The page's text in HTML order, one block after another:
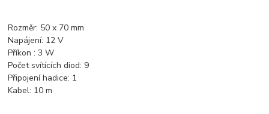
Rozměr: 50 x 70 mm
Napájení: 12 V
Příkon : 3 W
Počet svítících diod: 9
Připojení hadice: 1
Kabel: 10 m